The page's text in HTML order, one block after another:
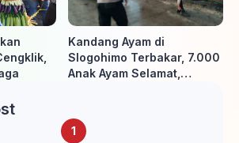
Kandang Ayam di
Slogohimo Terbakar, 7.000
Anak Ayam Selamat,